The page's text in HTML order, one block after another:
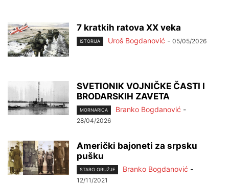
7 kratkih ratova XX veka
ISTORIJA Uroš Bogdanović - 05/05/2026
SVETIONIK VOJNIČKE ČASTI I
BRODARSKIH ZAVETA
MORNARICA Branko Bogdanović -
28/04/2026
Američki bajoneti za srpsku
pušku
STARO ORUŽJE Branko Bogdanović -
12/11/2021